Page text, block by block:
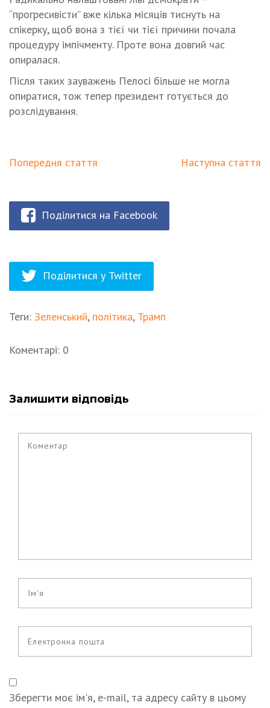
“прогресивісти” вже кілька місяців тиснуть на
спікерку, щоб вона з тієї чи тієї причини почала
процедуру імпічменту. Проте вона довгий час
опиралася.
Після таких зауважень Пелосі більше не могла
опиратися, тож тепер президент готується до
розслідування.
Попередня стаття Наступна стаття
Поділитися на Facebook
Поділитися у Twitter
Теги: Зеленський, політика, Трамп
Коментарі: 0
Залишити відповідь
Зберегти моє ім'я, e-mail, та адресу сайту в цьому